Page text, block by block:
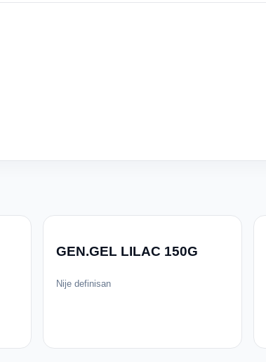
GEN.GEL LILAC 150G
Nije definisan